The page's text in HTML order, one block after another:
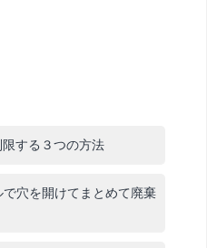
する３つの方法
穴を開けてまとめて廃棄